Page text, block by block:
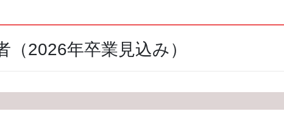
（2026年卒業見込み）